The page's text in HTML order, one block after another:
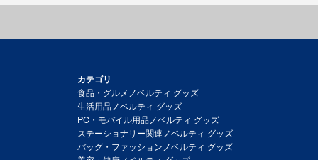
カテゴリ
食品・グルメノベルティ グッズ
生活用品ノベルティ グッズ
PC・モバイル用品ノベルティ グッズ
ステーショナリー関連ノベルティ グッズ
バッグ・ファッションノベルティ グッズ